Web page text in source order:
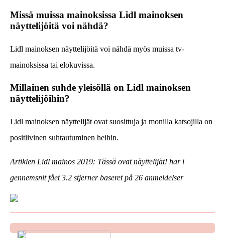
Missä muissa mainoksissa Lidl mainoksen
näyttelijöitä voi nähdä?
Lidl mainoksen näyttelijöitä voi nähdä myös muissa tv-
mainoksissa tai elokuvissa.
Millainen suhde yleisöllä on Lidl mainoksen
näyttelijöihin?
Lidl mainoksen näyttelijät ovat suosittuja ja monilla katsojilla on
positiivinen suhtautuminen heihin.
Artiklen Lidl mainos 2019: Tässä ovat näyttelijät! har i
gennemsnit fået3.2 stjerner baseret på 26 anmeldelser